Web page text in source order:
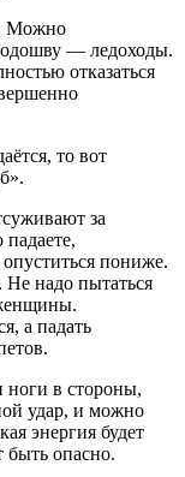
Можно
— ледоходы.
отказаться
то вот
за
пониже.
Не надо пытаться
а падать
ноги в стороны,
удар, и можно
энергия будет
быть опасно.